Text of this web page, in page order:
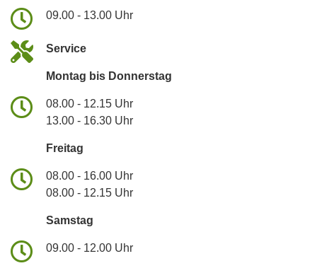
09.00 - 13.00 Uhr
Service
Montag bis Donnerstag
08.00 - 12.15 Uhr
13.00 - 16.30 Uhr
Freitag
08.00 - 16.00 Uhr
08.00 - 12.15 Uhr
Samstag
09.00 - 12.00 Uhr